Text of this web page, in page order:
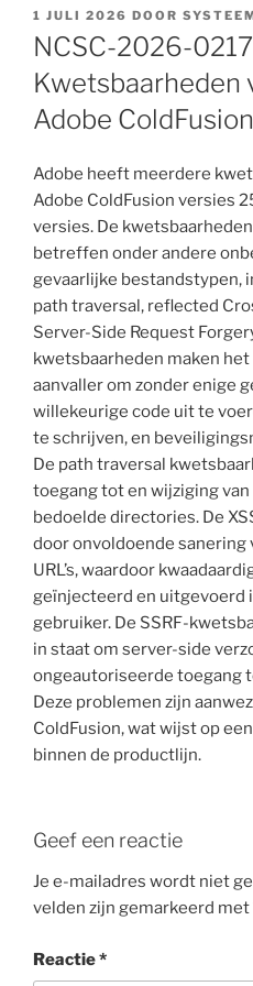
GEPLAATST
OP
1 JULI 2026 DOOR
NCSC-2026-
Kwetsbaarheden
Adobe ColdFusion
Adobe heeft meerdere
Adobe ColdFusion versies
versies. De
betreffen onder andere
gevaarlijke bestandstypen,
path traversal, reflected
Server-Side Request
kwetsbaarheden maken
aanvaller om zonder enige
willekeurige code uit te
te schrijven, en
De path traversal
toegang tot en wijziging
bedoelde directories. De
door onvoldoende sanering
URL’s, waardoor
geïnjecteerd en uitgevoerd
gebruiker. De SSRF-
in staat om server-side
ongeautoriseerde toegang
Deze problemen zijn
ColdFusion, wat wijst op
binnen de productlijn.
Geef een reactie
Je e-mailadres wordt niet
velden zijn gemarkeerd met
Reactie*